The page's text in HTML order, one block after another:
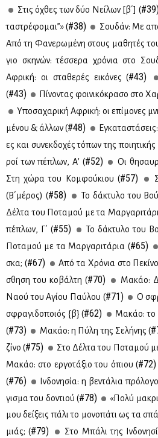
Στις όχθες των δύο Νεί­λων [β΄] (#39)
τα­στρέ­φο­μαι”» (#38) Σου­δάν: Με
Από τη Φα­νε­ρω­μέ­νη στους μα­θη­τές
γιο σκη­νών: τέσ­σε­ρα χρό­νια στο
Αφρι­κή: οι στα­θε­ρές ει­κό­νες (#43)
(#43) Πί­νο­ντας φοι­νι­κό­κρα­σο στο
Υπο­σα­χα­ρι­κή Αφρι­κή: οι επί­μο­νες
μέ­νου & άλ­λων (#48)
ες και συ­νεκ­δο­χές τό­πων της
ροί των πέ­πλων, Α' (#52) Οι
Στη χώ­ρα του Κομ­φού­κιου (#57)
(Β΄μέ­ρος) (#58) Το δά­κτυ­λο του
Δέλ­τα του Πο­τα­μού με τα
πέ­πλων, Γ΄ (#55) Το δά­κτυ­λο του
Πο­τα­μού με τα Μαρ­γα­ρι­τά­ρια (#65)
σκα; (#67) Από τα Χρό­νια στο
σθη­ση του κο­βάλ­τη (#70)
Μα­κάο:
Να­ού του Αγί­ου Παύ­λου (#71) Ο
σφρα­γι­δο­ποιός {β} (#62)
Μα­κάο: το
(#73) Μα­κάο: η Πύ­λη της Σε­λή­νης (
ζί­νο (#75) Στο Δέλ­τα του Πο­τα­μού
Μα­κάο: στο ερ­γο­τά­ξιο του όπιου (#72)
(#76) Ιν­δο­νη­σία: η βε­ντά­λια
γι­σμα του δο­ντιού (#78) «Πο­λύ
μου δεί­ξεις πά­λι το μο­νο­πά­τι ως τα
μιάς; (#79)
Στο Μπά­λι της